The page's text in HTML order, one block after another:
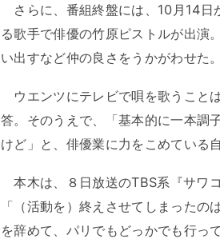
さらに、番組終盤には、10月14日
る歌手で俳優の竹原ピストルが出演
い出すなど仲の良さをうかがわせた。
ウエンツにテレビで唄を歌うこと
答。そのうえで、「基本的に一本調
けど」と、俳優業に力をこめている
本木は、８日放送のTBS系『サワ
「（活動を）終えさせてしまった
を辞めて、パリでもどっかでも行っ